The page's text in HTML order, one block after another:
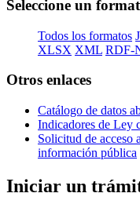
Seleccione un
Todos los formatos
XLSX XML RDF-
Otros enlaces
Catálogo de datos
Indicadores de Ley
Solicitud de acceso
información pública
Iniciar un